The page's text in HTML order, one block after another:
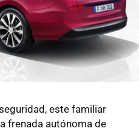
este familiar
frenada autónoma de